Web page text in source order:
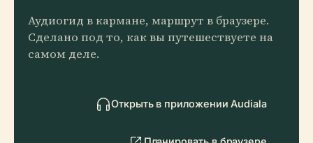
Аудиогид в кармане, маршрут в браузере.
Сделано под то, как вы путешествуете на
самом деле.
Открыть в приложении Audiala